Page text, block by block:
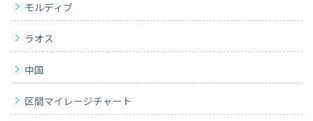
モルディブ
ラオス
中国
区間マイレージチャート